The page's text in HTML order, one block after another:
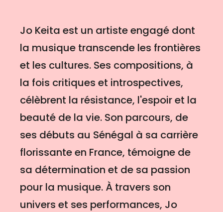
Jo Keita est un artiste engagé dont
la musique transcende les frontières
et les cultures. Ses compositions, à
la fois critiques et introspectives,
célèbrent la résistance, l'espoir et la
beauté de la vie. Son parcours, de
ses débuts au Sénégal à sa carrière
florissante en France, témoigne de
sa détermination et de sa passion
pour la musique. À travers son
univers et ses performances, Jo